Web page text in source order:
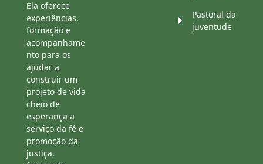
Ela oferece
experiências,
formação e
acompanhame
nto para os
ajudar a
construir um
projeto de vida
cheio de
esperança a
serviço da fé e
promoção da
justiça,
Pastoral da
juventude